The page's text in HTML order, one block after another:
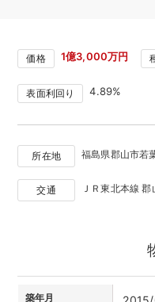
価格 1億3,000万円
表面利回り 4.89%
所在地 福島県郡山市
交通 ＪＲ東北本線
築年月